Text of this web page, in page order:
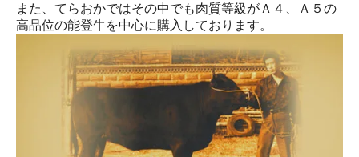
また、てらおかではその中でも肉質等級がＡ４、Ａ５の
高品位の能登牛を中心に購入しております。